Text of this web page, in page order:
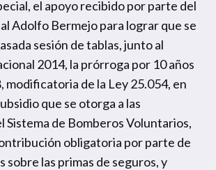
el apoyo recibido por parte del
Adolfo Bermejo para lograr que se
sesión de tablas, junto al
2014, la prórroga por 10 años
modificatoria de la Ley 25.054, en
que se otorga a las
Sistema de Bomberos Voluntarios,
obligatoria por parte de
sobre las primas de seguros, y